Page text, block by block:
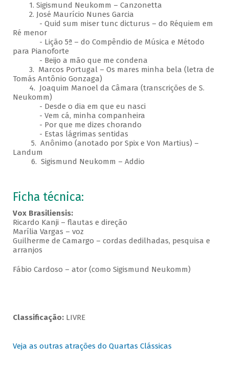
1. Sigismund Neukomm – Canzonetta
2. José Maurício Nunes Garcia
- Quid sum miser tunc dicturus – do Réquiem em
Ré menor
- Lição 5ª – do Compêndio de Música e Método
para Pianoforte
- Beijo a mão que me condena
3. Marcos Portugal – Os mares minha bela (letra de
Tomás Antônio Gonzaga)
4. Joaquim Manoel da Câmara (transcrições de S.
Neukomm)
- Desde o dia em que eu nasci
- Vem cá, minha companheira
- Por que me dizes chorando
- Estas lágrimas sentidas
5. Anônimo (anotado por Spix e Von Martius) –
Landum
6. Sigismund Neukomm – Addio​
Ficha técnica:
Vox Brasiliensis:
Ricardo Kanji – flautas e direção
Marília Vargas – voz
Guilherme de Camargo – cordas dedilhadas, pesquisa e
arranjos
Fábio Cardoso – ator (como Sigismund Neukomm)
Classificação:LIVRE
Veja as outras atrações do Quartas Clássicas